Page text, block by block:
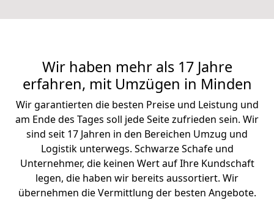
Wir haben mehr als 17 Jahre
erfahren, mit Umzügen in Minden
Wir garantierten die besten Preise und Leistung und
am Ende des Tages soll jede Seite zufrieden sein. Wir
sind seit 17 Jahren in den Bereichen Umzug und
Logistik unterwegs. Schwarze Schafe und
Unternehmer, die keinen Wert auf Ihre Kundschaft
legen, die haben wir bereits aussortiert. Wir
übernehmen die Vermittlung der besten Angebote.